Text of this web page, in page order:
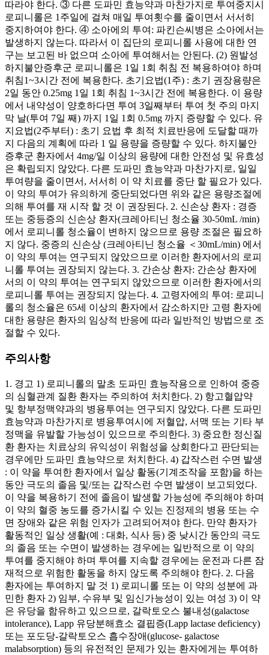
따라야 한다. ③ 다른 도파민 효능약과 마찬가지로 투여중지시
로피니롤은 1주일에 걸쳐 매일 투여횟수를 줄이면서 서서히
중지하여야 한다. ④ 소아에의 투여: 파킨슨씨병은 소아에서는
발생하지 않는다. 따라서 이 집단의 로피니롤 사용에 대한 연
구는 보고된 바 없으며 소아에 투여해서는 안된다. (2) 원발성
하지불안증후군 로피니롤은 1일 1회 취침 전 복용하여야 하며
취침1~3시간 전에 복용한다. 초기요법(1주) : 초기 권장용량은
2일 동안 0.25mg 1일 1회 취침 1~3시간 전에 복용한다. 이 용량
에서 내약성이 양호하다면 투여 3일째부터 투여 첫 주의 마지
막 날(투여 7일 째) 까지 1일 1회 0.5mg 까지 증량할 수 있다. 유
지요법(2주부터) : 초기 요법 후 최적 치료반응에 도달할 때까
지 다음의 계획에 따라 1 일 용량을 증량할 수 있다. 하지불안
증후군 환자에서 4mg/일 이상의 용량에 대한 안전성 및 유효성
은 확립되지 않았다. 다른 도파민 효능약과 마찬가지로, 일일
투여량을 줄이면서, 서서히 이 약 치료를 중단 할 필요가 있다.
이 약의 투여가 유의하게 중단되었다면 위와 같은 용량조절에
의해 투여를 재 시작 할 것 이 권장된다. 2. 신손상 환자 : 경증
또는 중등증의 신손상 환자(크레아티닌 청소율 30-50mL /min)
에서 로피니롤 청소율이 변하지 않으므로 용량 조절은 필요하
지 않다. 중증의 신손상 (크레아티닌 청소율 ＜30mL/min) 에서
이 약의 투여는 연구되지 않았으므로 이러한 환자에서의 로피
니롤 투여는 권장되지 않는다. 3. 간손상 환자: 간손상 환자에
서의 이 약의 투여는 연구되지 않았으므로 이러한 환자에서의
로피니롤 투여는 권장되지 않는다. 4. 고령자에의 투여: 로피니
롤의 청소율은 65세 이상의 환자에서 감소하지만 고령 환자에
대한 용량은 환자의 임상적 반응에 따라 일반적인 방법으로 조
절할 수 있다.
주의사항
1. 경고 1) 로피니롤의 말초 도파민 효능작용으로 인하여 중증
의 심혈관계 질환 환자는 주의하여 처치한다. 2) 항고혈압약
및 항부정맥약과의 병용투여는 연구되지 않았다. 다른 도파민
효능약과 마찬가지로 병용투여시에 저혈압, 서맥 또는 기타 부
정맥을 유발할 가능성이 있으므로 주의한다. 3) 중요한 정신질
환 환자는 치료상의 유익성이 위험성을 상회한다고 판단되는
경우에만 도파민 효능약으로 처치한다. 4) 갑작스런 수면 발생
: 이 약을 투여한 환자에서 일상 활동(기계조작을 포함)을 하는
동안 극도의 졸음 및/또는 갑작스런 수면 발생이 보고되었다.
이 약을 복용하기 전에 졸음이 발생할 가능성에 주의해야 하며
이 약의 혈중 농도를 증가시킬 수 있는 진정제의 병용 또는 수
면 장애와 같은 위험 인자가 고려되어져야 한다. 만약 환자가
활동적인 일상 생활(예 : 대화, 식사 등) 중 낮시간 동안의 극도
의 졸음 또는 수면이 발생하는 경우에는 일반적으로 이 약의
투여를 중지해야 하며 투여를 지속할 경우에는 운전과 다른 잠
재적으로 위험한 활동을 하지 않도록 주의해야 한다. 2. 다음
환자에는 투여하지 말 것 1) 로피니롤 또는 이 약의 성분에 과
민한 환자 2) 임부, 수유부 및 임신가능성이 있는 여성 3) 이 약
은 유당을 함유하고 있으므로, 갈락토오스 불내성(galactose
intolerance), Lapp 유당분해효소 결핍증(Lapp lactase deficiency)
또는 포도당-갈락토오스 흡수장애(glucose- galactose
malabsorption) 등의 유전적인 문제가 있는 환자에게는 투여하